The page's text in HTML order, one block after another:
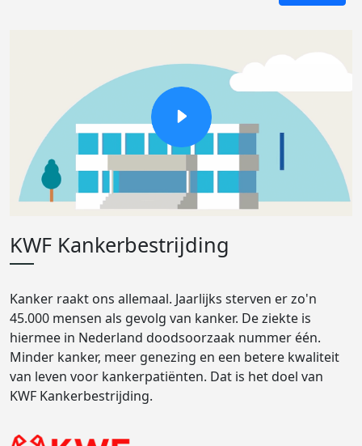
KWF Kankerbestrijding
Kanker raakt ons allemaal. Jaarlijks sterven er zo'n
45.000 mensen als gevolg van kanker. De ziekte is
hiermee in Nederland doodsoorzaak nummer één.
Minder kanker, meer genezing en een betere kwaliteit
van leven voor kankerpatiënten. Dat is het doel van
KWF Kankerbestrijding.